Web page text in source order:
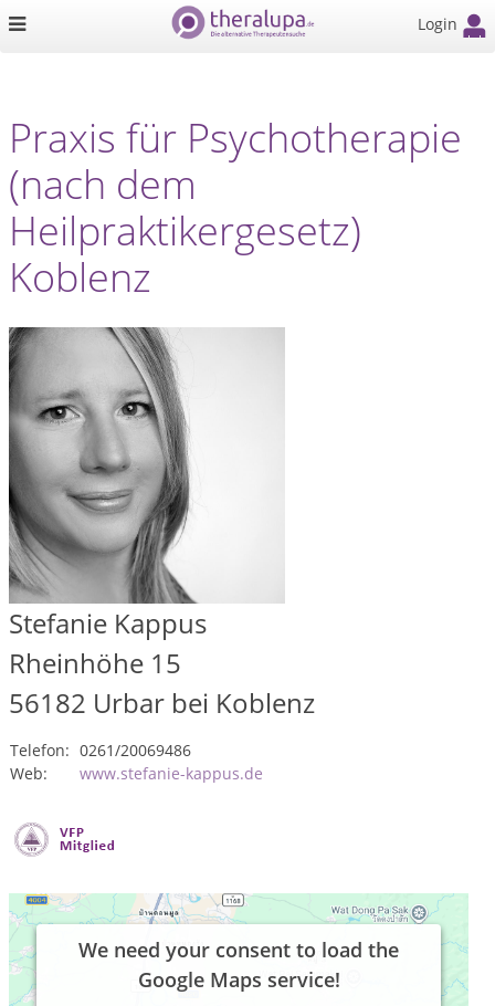
Login
Praxis für Psychotherapie
(nach dem
Heilpraktikergesetz)
Koblenz
Stefanie Kappus
Rheinhöhe 15
56182 Urbar bei Koblenz
Telefon: 0261/20069486
Web:
www.stefanie-kappus.de
We need your consent to load the
Google Maps service!